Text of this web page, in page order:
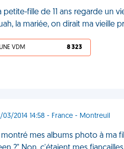
petite-fille de 11 ans regarde un
la mariée, on dirait ma vieille
VDM 8 323
2014 14:58 - France - Montreuil
mes albums photo à ma